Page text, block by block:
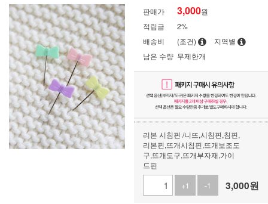
판매가 3,000원
적립금
2%
배송비
(조건)
지역별
남은 수량 무제한개
리본 시침핀 /니뜨,시침핀,침핀,
리본핀,뜨개시침핀,뜨개보조도
구,뜨개도구,뜨개부자재,가이
드핀
+1
-1 3,000원